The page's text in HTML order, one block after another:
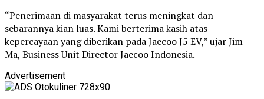
“Penerimaan di masyarakat terus meningkat dan
sebarannya kian luas. Kami berterima kasih atas
kepercayaan yang diberikan pada Jaecoo J5 EV,” ujarJim
Ma, Business Unit Director Jaecoo Indonesia.
Advertisement